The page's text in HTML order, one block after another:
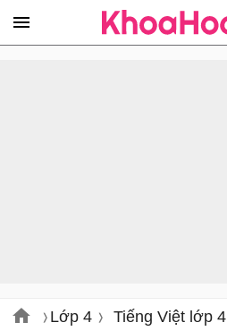
Lớp 4 Tiếng Việt lớp 4